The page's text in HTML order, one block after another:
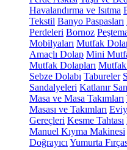
Havalandırma ve Isıtma
Tekstil Banyo Paspasları
Perdeleri Bornoz
Mobilyaları Mutfak
Amaçlı Dolap Mini
Mutfak Dolapları
Sebze Dolabı Tabureler
Sandalyeleri Katlanır
Masa ve Masa Takımları
Masası ve Takımları
Gereçleri Kesme Tahtası
Manuel Kıyma Makinesi
Doğrayıcı Yumurta